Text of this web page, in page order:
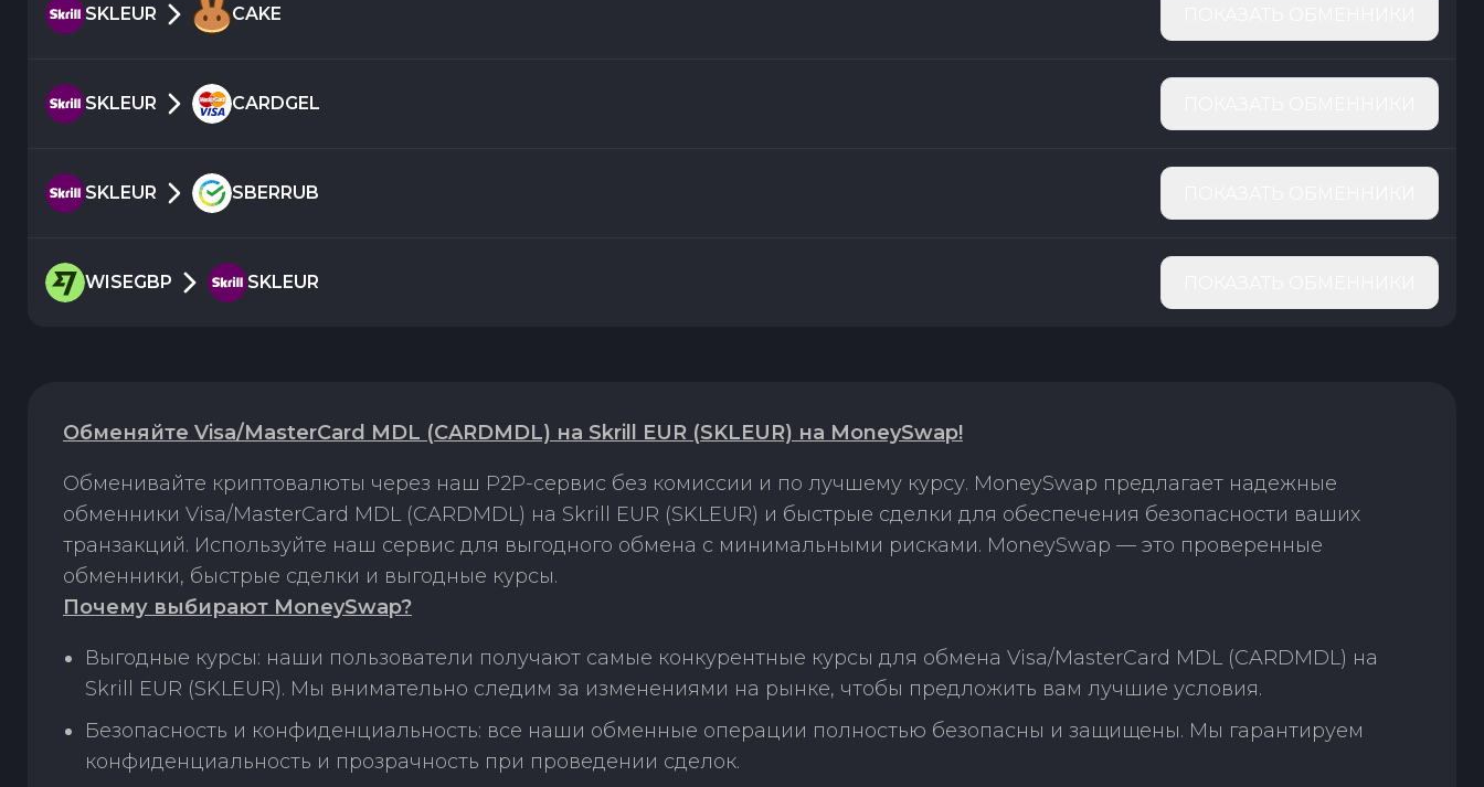
SKLEUR CAKE
SKLEUR CARDGEL
SKLEUR SBERRUB
WISEGBP SKLEUR
Обменяйте Visa/MasterCard MDL (CARDMDL) на Skrill EUR (SKLEUR) на MoneySwap!
Обменивайте криптовалюты через наш P2P-сервис без комиссии и по лучшему курсу. MoneySwap предлагает надежные
обменники Visa/MasterCard MDL (CARDMDL) на Skrill EUR (SKLEUR) и быстрые сделки для обеспечения безопасности ваших
транзакций. Используйте наш сервис для выгодного обмена с минимальными рисками. MoneySwap — это проверенные
обменники, быстрые сделки и выгодные курсы.
Почему выбирают MoneySwap?
Выгодные курсы: наши пользователи получают самые конкурентные курсы для обмена Visa/MasterCard MDL (CARDMDL) на
Skrill EUR (SKLEUR). Мы внимательно следим за изменениями на рынке, чтобы предложить вам лучшие условия.
Безопасность и конфиденциальность: все наши обменные операции полностью безопасны и защищены. Мы гарантируем
конфиденциальность и прозрачность при проведении сделок.